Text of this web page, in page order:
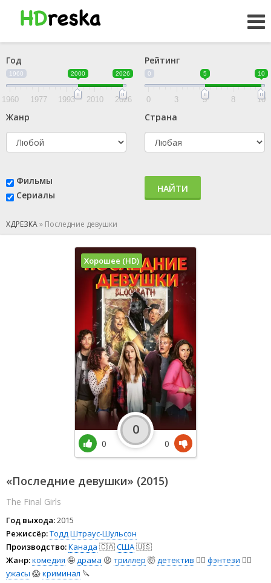
Год
1960 2000 2026
1960 1977 1993 2010 2026
Рейтинг
0 5 10
0 3 5 8 10
Жанр Страна
Фильмы
Сериалы
НАЙТИ
ХДРЕЗКА» Последние девушки
«Последние девушки» (2015)
The Final Girls
Год выхода:2015
Режиссёр:Тодд Штраус-Шульсон
Производство:Канада 🇨🇦США🇺🇸
Жанр:комедия 🤪драма 😫 триллер 🤯детектив 🕵️‍♂️ фэнтези 🧝‍♂️
ужасы 😱криминал 🔪
Хорошее (HD)
0
0
0